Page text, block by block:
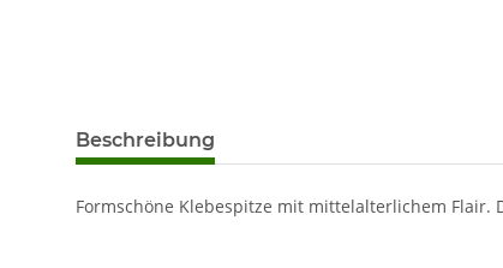
Beschreibung
Formschöne Klebespitze mit mittelalterlichem